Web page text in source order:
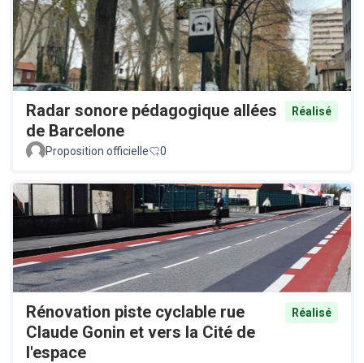
Radar sonore pédagogique allées
de Barcelone
Réalisé
Proposition officielle 0
Rénovation piste cyclable rue
Claude Gonin et vers la Cité de
l'espace
Réalisé